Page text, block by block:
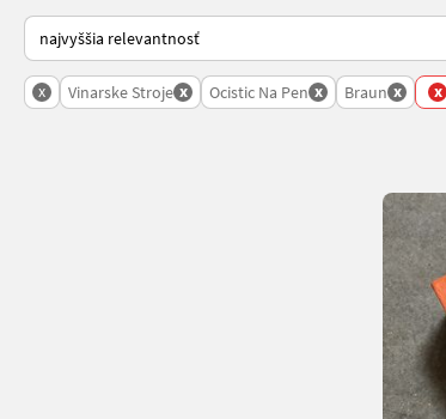
Takto sa vykonáva triedenie na Landwirt.com
x Vinarske Stroje x Ocistic Na Pen x Braun x x